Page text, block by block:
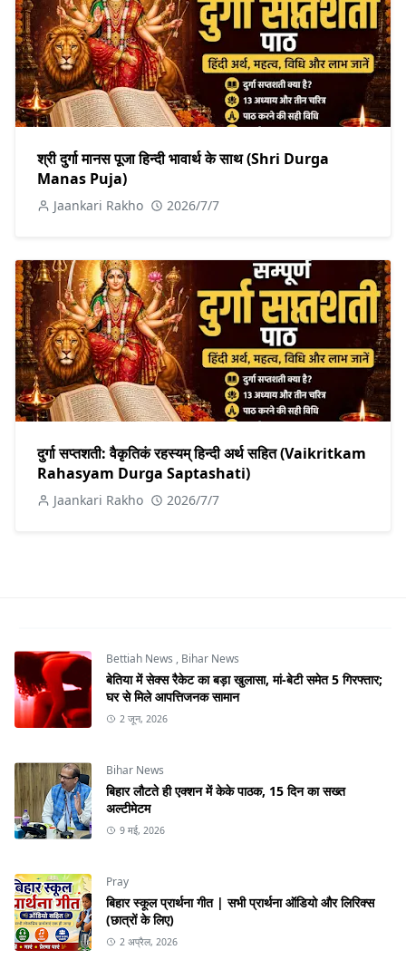
श्री दुर्गा मानस पूजा हिन्दी भावार्थ के साथ (Shri Durga
Manas Puja)
Jaankari Rakho 2026/7/7
दुर्गा सप्तशती: वैकृतिकं रहस्यम् हिन्दी अर्थ सहित (Vaikritkam
Rahasyam Durga Saptashati)
Jaankari Rakho 2026/7/7
Bettiah News , Bihar News
बेतिया में सेक्स रैकेट का बड़ा खुलासा, मां-बेटी समेत 5 गिरफ्तार;
घर से मिले आपत्तिजनक सामान
2 जून, 2026
Bihar News
बिहार लौटते ही एक्शन में केके पाठक, 15 दिन का सख्त
अल्टीमेटम
9 मई, 2026
Pray
बिहार स्कूल प्रार्थना गीत | सभी प्रार्थना ऑडियो और लिरिक्स
(छात्रों के लिए)
2 अप्रैल, 2026